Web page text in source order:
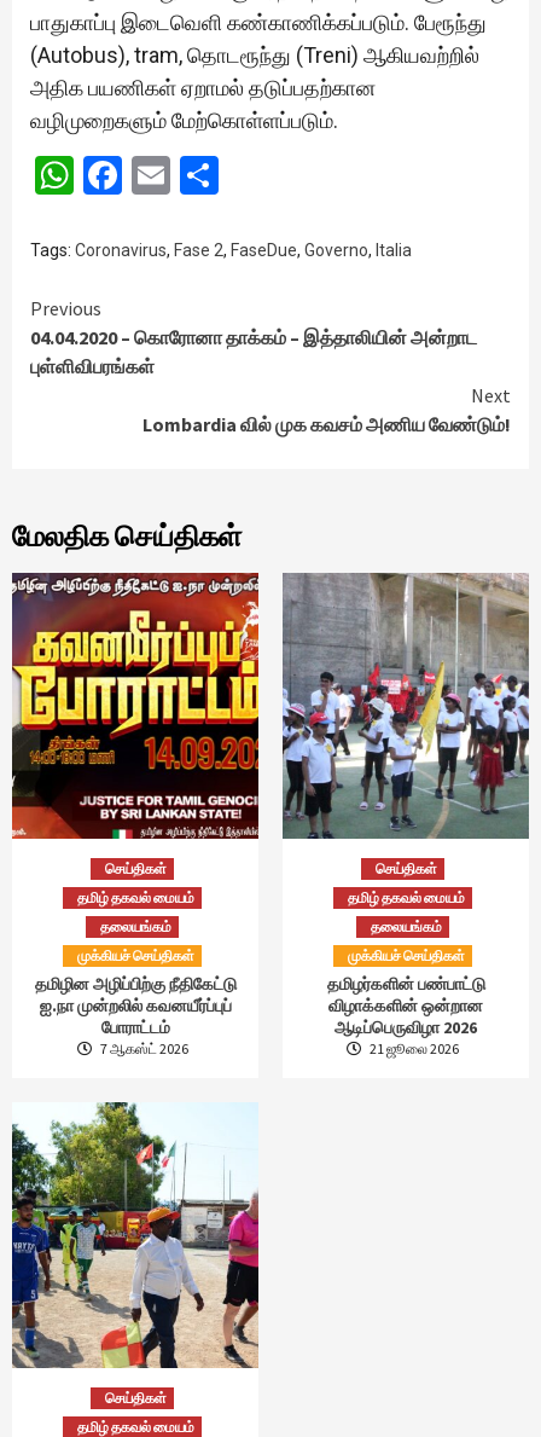
பாதுகாப்பு இடைவெளி கண்காணிக்கப்படும். பேரூந்து
(Autobus), tram, தொடரூந்து (Treni) ஆகியவற்றில்
அதிக பயணிகள் ஏறாமல் தடுப்பதற்கான
வழிமுறைகளும் மேற்கொள்ளப்படும்.
WhatsApp
Facebook
Email
Tags: Coronavirus, Fase 2, FaseDue, Governo, Italia
Continue
Reading
Previous
04.04.2020 – கொரோனா தாக்கம் – இத்தாலியின் அன்றாட
புள்ளிவிபரங்கள்
Next
Lombardia வில் முக கவசம் அணிய வேண்டும்!
மேலதிக செய்திகள்
செய்திகள்
தமிழ் தகவல் மையம்
தலையங்கம்
முக்கியச் செய்திகள்
தமிழின அழிப்பிற்கு நீதிகேட்டு
ஐ.நா முன்றலில் கவனயீர்ப்புப்
போராட்டம்
7 ஆகஸ்ட் 2026
செய்திகள்
தமிழ் தகவல் மையம்
தலையங்கம்
முக்கியச் செய்திகள்
தமிழர்களின் பண்பாட்டு
விழாக்களின் ஒன்றான
ஆடிப்பெருவிழா 2026
21 ஜூலை 2026
செய்திகள்
தமிழ் தகவல் மையம்